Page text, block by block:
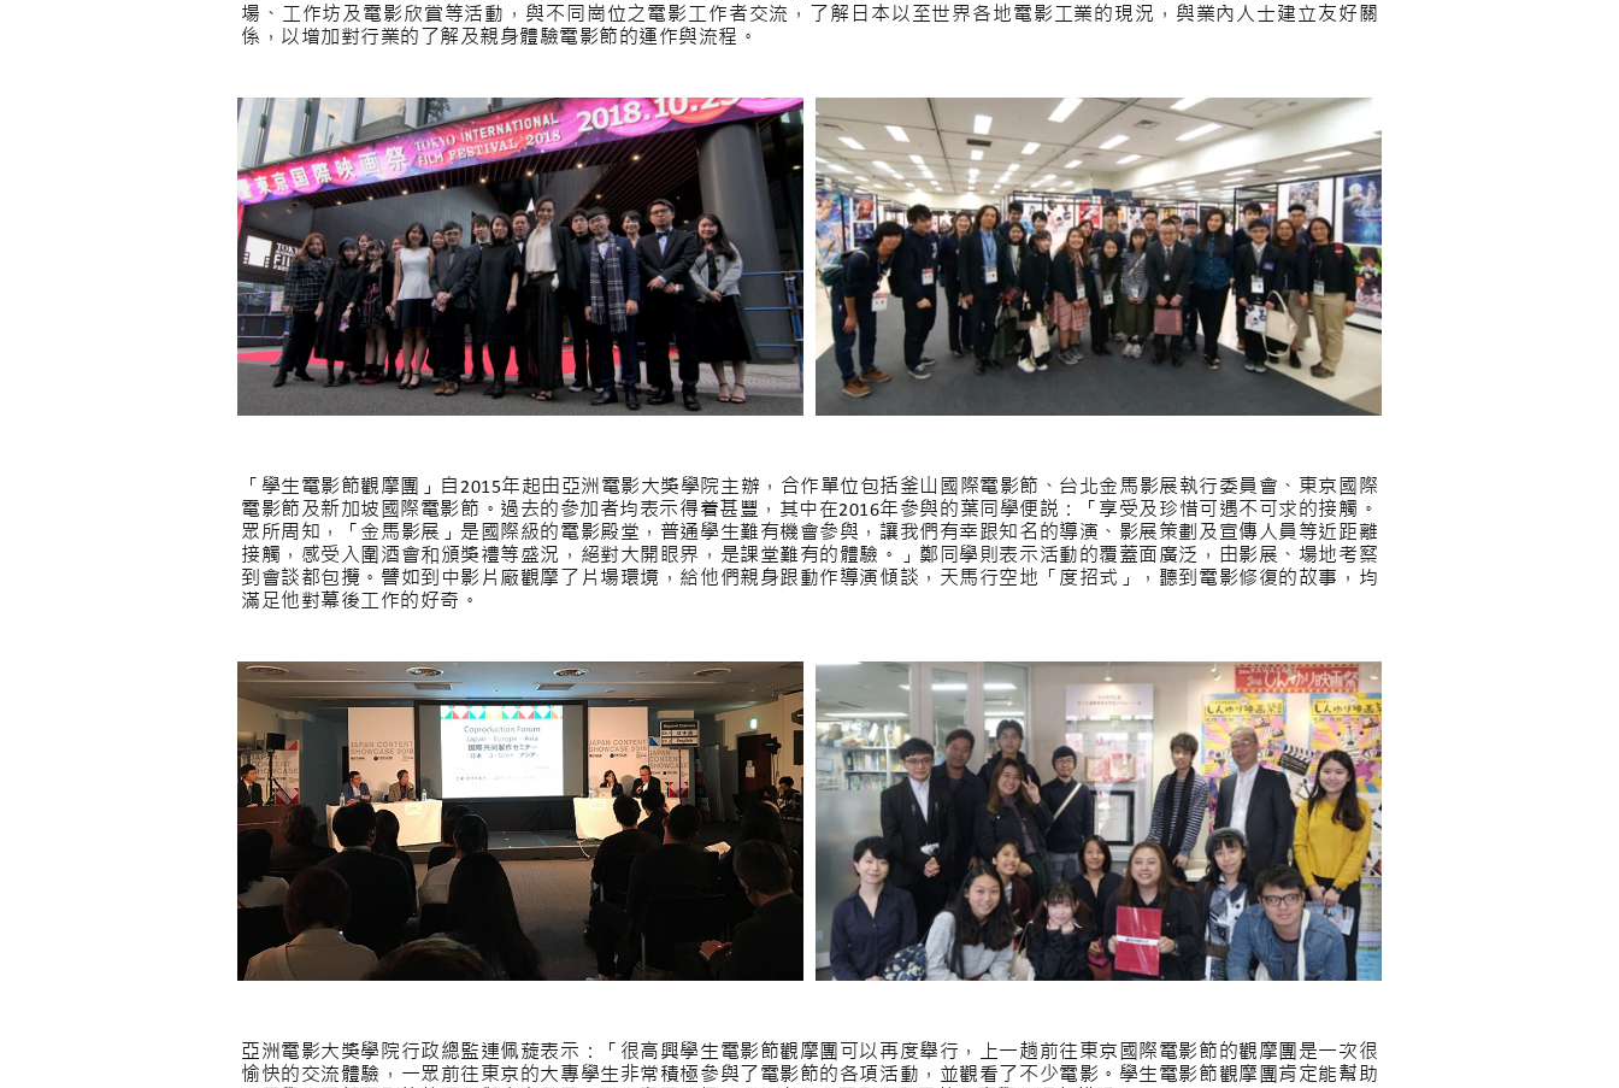
場、工作坊及電影欣賞等活動，與不同崗位之電影工作者交流，了解日本以至世界各地電影工業的現況，與業內人士建立友好關
係，以增加對行業的了解及親身體驗電影節的運作與流程。
「學生電影節觀摩團」自2015年起由亞洲電影大獎學院主辦，合作單位包括釜山國際電影節、台北金馬影展執行委員會、東京國際
電影節及新加坡國際電影節。過去的參加者均表示得着甚豐，其中在2016年參與的葉同學便説：「享受及珍惜可遇不可求的接觸。
眾所周知，「金馬影展」是國際級的電影殿堂，普通學生難有機會參與，讓我們有幸跟知名的導演、影展策劃及宣傳人員等近距離
接觸，感受入圍酒會和頒獎禮等盛況，絕對大開眼界，是課堂難有的體驗。」鄭同學則表示活動的覆蓋面廣泛，由影展、場地考察
到會談都包攬。譬如到中影片廠觀摩了片場環境，給他們親身跟動作導演傾談，天馬行空地「度招式」，聽到電影修復的故事，均
滿足他對幕後工作的好奇。
亞洲電影大獎學院行政總監連佩蔙表示：「很高興學生電影節觀摩團可以再度舉行，上一趟前往東京國際電影節的觀摩團是一次很
愉快的交流體驗，一眾前往東京的大專學生非常積極參與了電影節的各項活動，並觀看了不少電影。學生電影節觀摩團肯定能幫助